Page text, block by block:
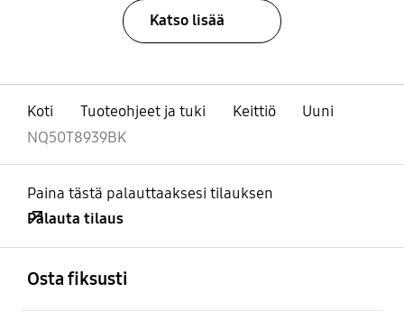
Katso lisää
Koti Tuoteohjeet ja tuki Keittiö
Uuni
NQ50T8939BK
Paina tästä palauttaaksesi tilauksen
Palauta tilaus
Osta fiksusti